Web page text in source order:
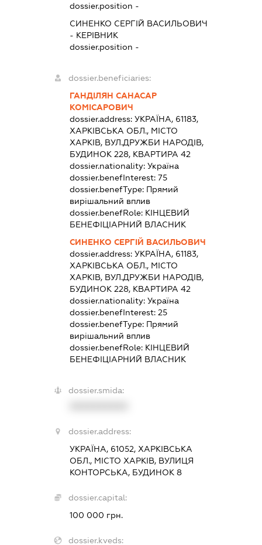
dossier.position -
СИНЕНКО СЕРГІЙ ВАСИЛЬОВИЧ
- КЕРІВНИК
dossier.position -
dossier.beneficiaries:
ГАНДІЛЯН САНАСАР
КОМІСАРОВИЧ
dossier.address:УКРАЇНА, 61183,
ХАРКІВСЬКА ОБЛ., МІСТО
ХАРКІВ, ВУЛ.ДРУЖБИ НАРОДІВ,
БУДИНОК 228, КВАРТИРА 42
dossier.nationality:Україна
dossier.benefInterest:75
dossier.benefType: Прямий
вирішальний вплив
dossier.benefRole: КІНЦЕВИЙ
БЕНЕФІЦІАРНИЙ ВЛАСНИК
СИНЕНКО СЕРГІЙ ВАСИЛЬОВИЧ
dossier.address:УКРАЇНА, 61183,
ХАРКІВСЬКА ОБЛ., МІСТО
ХАРКІВ, ВУЛ.ДРУЖБИ НАРОДІВ,
БУДИНОК 228, КВАРТИРА 42
dossier.nationality:Україна
dossier.benefInterest:25
dossier.benefType: Прямий
вирішальний вплив
dossier.benefRole: КІНЦЕВИЙ
БЕНЕФІЦІАРНИЙ ВЛАСНИК
dossier.smida:
dossier.address:
УКРАЇНА, 61052, ХАРКІВСЬКА
ОБЛ., МІСТО ХАРКІВ, ВУЛИЦЯ
КОНТОРСЬКА, БУДИНОК 8
dossier.capital:
100 000 грн.
dossier.kveds: